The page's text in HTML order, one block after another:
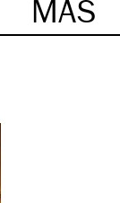
MÁS